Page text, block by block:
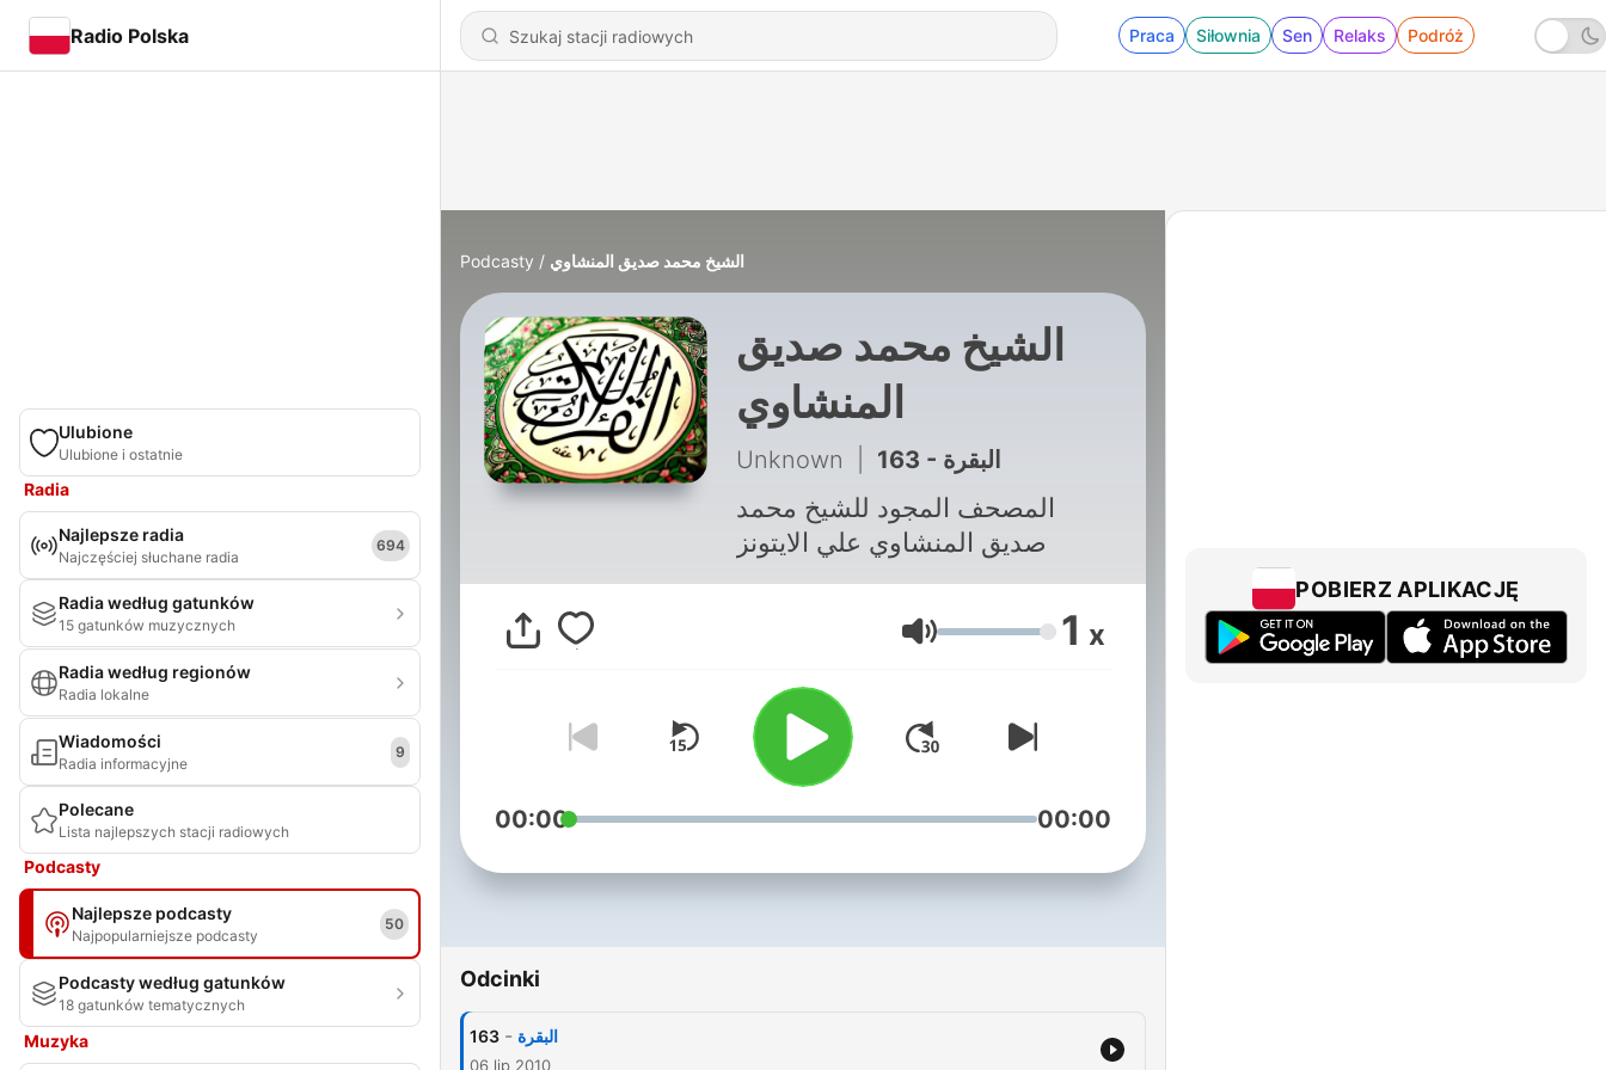
Radio Polska Praca Siłownia Sen Relaks Podróż
Ulubione
Ulubione i ostatnie
Radia
Najlepsze radia
Najczęściej słuchane radia
694
Radia według gatunków
15 gatunków muzycznych
Radia według regionów
Radia lokalne
Wiadomości
Radia informacyjne
9
Polecane
Lista najlepszych stacji radiowych
Podcasty
Najlepsze podcasty
Najpopularniejsze podcasty
50
Podcasty według gatunków
18 gatunków tematycznych
Muzyka
Podcasty الشيخ محمد صديق المنشاوي
الشيخ محمد صديق
المنشاوي
Unknown 163 - البقرة
المصحف المجود للشيخ محمد
صديق المنشاوي علي الايتونز
Głośność 1 x
00:00 00:00
Odcinki
163 - البقرة
06 lip 2010
POBIERZ APLIKACJĘ